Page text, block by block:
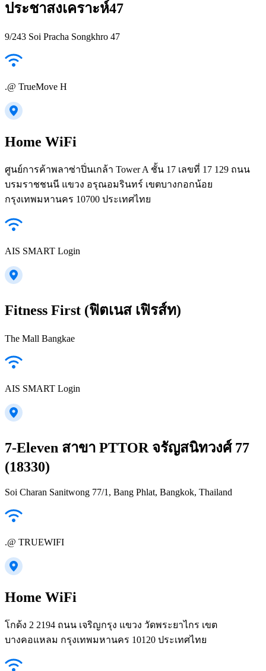
ประชาสงเคราะห์47
9/243 Soi Pracha Songkhro 47
.@ TrueMove H
Home WiFi
ศูนย์การค้าพลาซ่าปิ่นเกล้า Tower A ชั้น 17 เลขที่ 17 129 ถนน
บรมราชชนนี แขวง อรุณอมรินทร์ เขตบางกอกน้อย
กรุงเทพมหานคร 10700 ประเทศไทย
AIS SMART Login
Fitness First (ฟิตเนส เฟิรส์ท)
The Mall Bangkae
AIS SMART Login
7-Eleven สาขา PTTOR จรัญสนิทวงศ์ 77
(18330)
Soi Charan Sanitwong 77/1, Bang Phlat, Bangkok, Thailand
.@ TRUEWIFI
Home WiFi
โกด้ง 2 2194 ถนน เจริญกรุง แขวง วัดพระยาไกร เขต
บางคอแหลม กรุงเทพมหานคร 10120 ประเทศไทย